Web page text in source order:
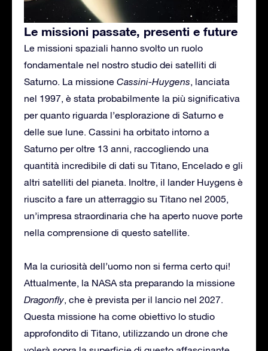
Le missioni passate, presenti e future
Le missioni spaziali hanno svolto un ruolo
fondamentale nel nostro studio dei satelliti di
Saturno. La missione Cassini-Huygens , lanciata
nel 1997, è stata probabilmente la più significativa
per quanto riguarda l’esplorazione di Saturno e
delle sue lune. Cassini ha orbitato intorno a
Saturno per oltre 13 anni, raccogliendo una
quantità incredibile di dati su Titano, Encelado e gli
altri satelliti del pianeta. Inoltre, il lander Huygens è
riuscito a fare un atterraggio su Titano nel 2005,
un’impresa straordinaria che ha aperto nuove porte
nella comprensione di questo satellite.
Ma la curiosità dell’uomo non si ferma certo qui!
Attualmente, la NASA sta preparando la missione
Dragonfly , che è prevista per il lancio nel 2027.
Questa missione ha come obiettivo lo studio
approfondito di Titano, utilizzando un drone che